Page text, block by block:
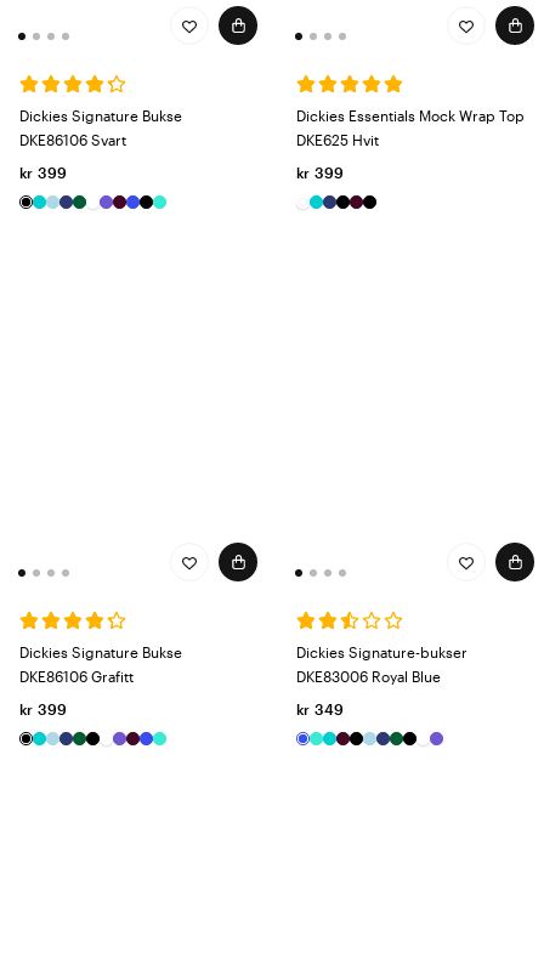
Dickies Signature Bukse
DKE86106 Svart
kr 399
Dickies Essentials Mock Wrap Top
DKE625 Hvit
kr 399
Dickies Signature Bukse
DKE86106 Grafitt
kr 399
Dickies Signature-bukser
DKE83006 Royal Blue
kr 349